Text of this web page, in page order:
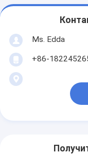
Ms. Edda
+86-